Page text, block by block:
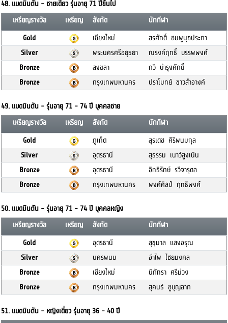
48. แบดมินตัน - ชายเดี่ยว รุ่นอายุ 71 ปีขึ้นไป
เหรียญรางวัล
เหรียญ สังกัด
นักกีฬา
Gold
เชียงใหม่
สรศักดิ์ ชมพูนุชประภา
Silver
พระนครศรีอยุธยา
ณรงค์ฤทธิ์ บรรพพงศ์
Bronze
สงขลา
กวี บำรุงศักดิ์
Bronze
กรุงเทพมหานคร ปราโมทย์ ขาวสำอางค์
49. แบดมินตัน - รุ่นอายุ 71 - 74 ปี บุคคลชาย
เหรียญรางวัล
เหรียญ สังกัด
นักกีฬา
Gold
ภูเก็ต
สุรเดช ศิริพนมกุล
Silver
อุดรธานี
สุธรรม เนาว์สูงเนิน
Bronze
อุดรธานี
อิทธิรักษ์ รวีจารุดล
Bronze
กรุงเทพมหานคร พงศ์ศิลป์ ฤทธิพงศ์
50. แบดมินตัน - รุ่นอายุ 71 - 74 ปี บุคคลหญิง
เหรียญรางวัล
เหรียญ สังกัด
นักกีฬา
Gold
อุดรธานี
สุขุมาล แสงอรุณ
Silver
นครพนม
อำไพ ไชยมงคล
Bronze
เชียงใหม่
นิภัทรา ศรีม่วง
Bronze
กรุงเทพมหานคร สุคนธ์ ชูบุญลาภ
51. แบดมินตัน - หญิงเดี่ยว รุ่นอายุ 36 - 40 ปี